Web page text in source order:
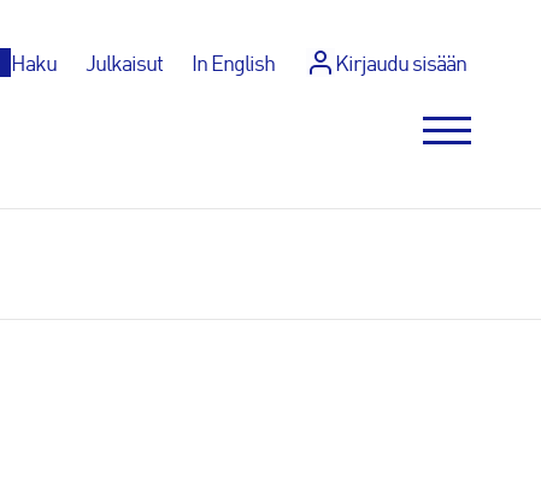
Haku Julkaisut In English Kirjaudu sisään